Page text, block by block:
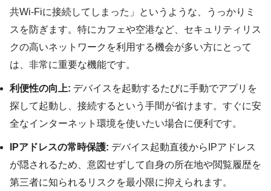
共Wi-Fiに接続してしまった」というような、うっかりミ
スを防ぎます。特にカフェや空港など、セキュリティリス
クの高いネットワークを利用する機会が多い方にとって
は、非常に重要な機能です。
利便性の向上: デバイスを起動するたびに手動でアプリを
探して起動し、接続するという手間が省けます。すぐに安
全なインターネット環境を使いたい場合に便利です。
IPアドレスの常時保護: デバイス起動直後からIPアドレス
が隠されるため、意図せずして自身の所在地や閲覧履歴を
第三者に知られるリスクを最小限に抑えられます。